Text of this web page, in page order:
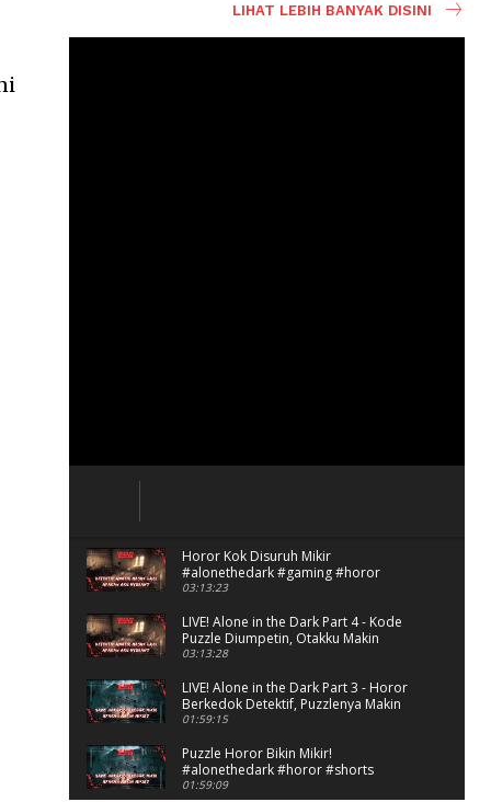
LIHAT LEBIH BANYAK DISINI
Horor Kok Disuruh Mikir
#alonethedark #gaming #horor
03:13:23
LIVE! Alone in the Dark Part 4 - Kode
Puzzle Diumpetin, Otakku Makin
Kacau!
03:13:28
LIVE! Alone in the Dark Part 3 - Horor
Berkedok Detektif, Puzzlenya Makin
Bikin Mikir?
01:59:15
Puzzle Horor Bikin Mikir!
#alonethedark #horor #shorts
01:59:09